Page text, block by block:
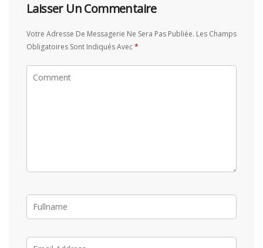
Laisser Un Commentaire
Votre Adresse De Messagerie Ne Sera Pas Publiée. Les Champs
Obligatoires Sont Indiqués Avec*